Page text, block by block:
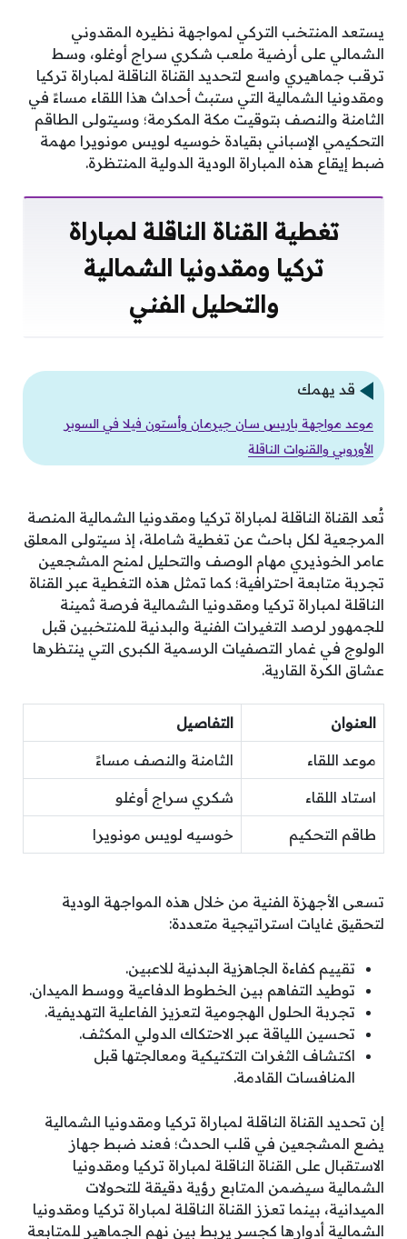
يستعد المنتخب التركي لمواجهة نظيره المقدوني
الشمالي على أرضية ملعب شكري سراج أوغلو، وسط
ترقب جماهيري واسع لتحديد القناة الناقلة لمباراة تركيا
ومقدونيا الشمالية التي ستبث أحداث هذا اللقاء مساءً في
الثامنة والنصف بتوقيت مكة المكرمة؛ وسيتولى الطاقم
التحكيمي الإسباني بقيادة خوسيه لويس مونويرا مهمة
ضبط إيقاع هذه المباراة الودية الدولية المنتظرة.
تغطية القناة الناقلة لمباراة
تركيا ومقدونيا الشمالية
والتحليل الفني
قد يهمك
موعد مواجهة باريس سان جيرمان وأستون فيلا في السوبر
الأوروبي والقنوات الناقلة
تُعد القناة الناقلة لمباراة تركيا ومقدونيا الشمالية المنصة
المرجعية لكل باحث عن تغطية شاملة، إذ سيتولى المعلق
عامر الخوذيري مهام الوصف والتحليل لمنح المشجعين
تجربة متابعة احترافية؛ كما تمثل هذه التغطية عبر القناة
الناقلة لمباراة تركيا ومقدونيا الشمالية فرصة ثمينة
للجمهور لرصد التغيرات الفنية والبدنية للمنتخبين قبل
الولوج في غمار التصفيات الرسمية الكبرى التي ينتظرها
عشاق الكرة القارية.
العنوان التفاصيل
موعد اللقاء الثامنة والنصف مساءً
استاد اللقاء شكري سراج أوغلو
طاقم التحكيم خوسيه لويس مونويرا
تسعى الأجهزة الفنية من خلال هذه المواجهة الودية
لتحقيق غايات استراتيجية متعددة:
تقييم كفاءة الجاهزية البدنية للاعبين.
توطيد التفاهم بين الخطوط الدفاعية ووسط الميدان.
تجربة الحلول الهجومية لتعزيز الفاعلية التهديفية.
تحسين اللياقة عبر الاحتكاك الدولي المكثف.
اكتشاف الثغرات التكتيكية ومعالجتها قبل
المنافسات القادمة.
إن تحديد القناة الناقلة لمباراة تركيا ومقدونيا الشمالية
يضع المشجعين في قلب الحدث؛ فعند ضبط جهاز
الاستقبال على القناة الناقلة لمباراة تركيا ومقدونيا
الشمالية سيضمن المتابع رؤية دقيقة للتحولات
الميدانية، بينما تعزز القناة الناقلة لمباراة تركيا ومقدونيا
الشمالية أدوارها كجسر يربط بين نهم الجماهير للمتابعة